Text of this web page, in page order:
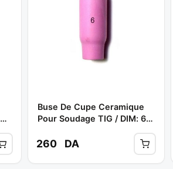
Buse De Cupe Ceramique
Pour Soudage TIG / DIM: 6
260 DA